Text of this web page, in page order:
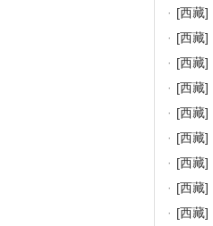
· [西藏]
· [西藏]
· [西藏]
· [西藏]
· [西藏]
· [西藏]
· [西藏]
· [西藏]
· [西藏]